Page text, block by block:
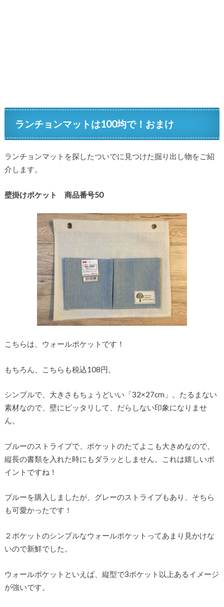
ランチョンマットは100均で！おまけ
ランチョンマットを探したついでに見つけた掘り出し物をご紹
介します。
壁掛けポケット 商品番号50
こちらは、ウォールポケットです！
もちろん、こちらも税込108円。
シンプルで、大きさもちょうどいい「32×27cm」。たるまない
素材なので、壁にピッタリして、だらしない印象になりませ
ん。
ブルーのストライプで、ポケットのたてよこも大きめなので、
縦長の書類を入れた時にもダラッとしません。これは嬉しいポ
イントですね！
ブルーを購入しましたが、グレーのストライプもあり、そちら
も可愛かったです！
２ポケットのシンプルなウォールポケットってあまり見かけな
いので新鮮でした。
ウォールポケットといえば、縦型で3ポケット以上あるイメージ
が強いです。